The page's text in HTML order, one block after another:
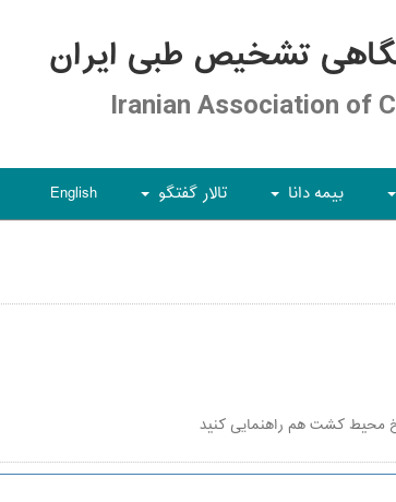
تشخیص طبی ایران
Iranian Association of
بیمه دانا تالار گفتگو English